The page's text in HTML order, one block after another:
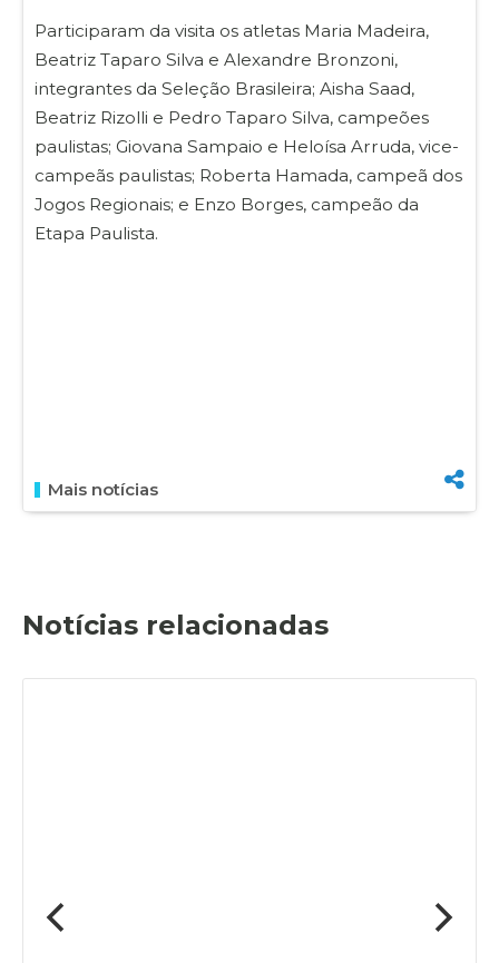
Participaram da visita os atletas Maria Madeira,
Beatriz Taparo Silva e Alexandre Bronzoni,
integrantes da Seleção Brasileira; Aisha Saad,
Beatriz Rizolli e Pedro Taparo Silva, campeões
paulistas; Giovana Sampaio e Heloísa Arruda, vice-
campeãs paulistas; Roberta Hamada, campeã dos
Jogos Regionais; e Enzo Borges, campeão da
Etapa Paulista.
Mais notícias
Notícias relacionadas